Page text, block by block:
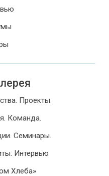
Проекты.
Команда.
Семинары.
Интервью
Хлеба»